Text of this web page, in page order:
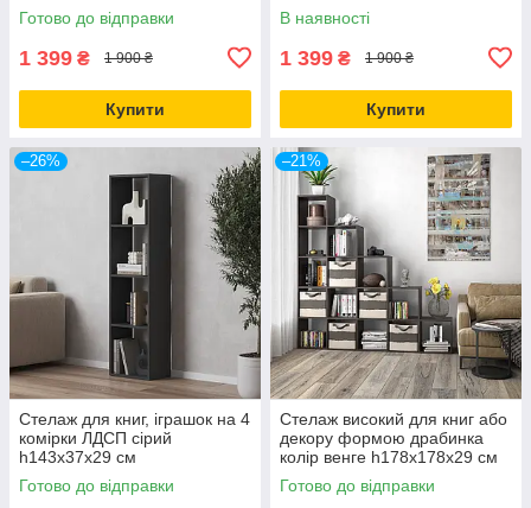
Готово до відправки
1 399 ₴ 1 900 ₴
Купити
В наявності
1 399 ₴ 1 900 ₴
Купити
–26%
Стелаж для книг, іграшок на 4
комірки ЛДСП сірий
h143х37х29 см
Готово до відправки
–21%
Стелаж високий для книг або
декору формою драбинка
колір венге h178х178х29 см
Готово до відправки